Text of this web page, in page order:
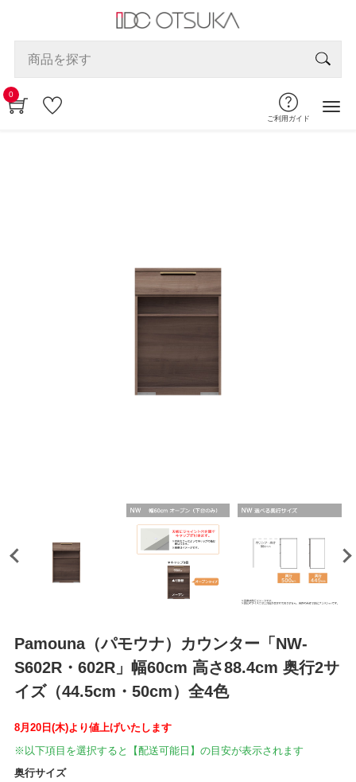
0
ご利用ガイド
Pamouna（パモウナ）カウンター「NW-
S602R・602R」幅60cm 高さ88.4cm 奥行2サ
イズ（44.5cm・50cm）全4色
8月20日(木)より値上げいたします
※以下項目を選択すると【配送可能日】の目安が表示されます
奥行サイズ